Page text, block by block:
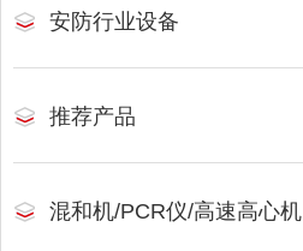
安防行业设备
推荐产品
混和机/PCR仪/高速高心机